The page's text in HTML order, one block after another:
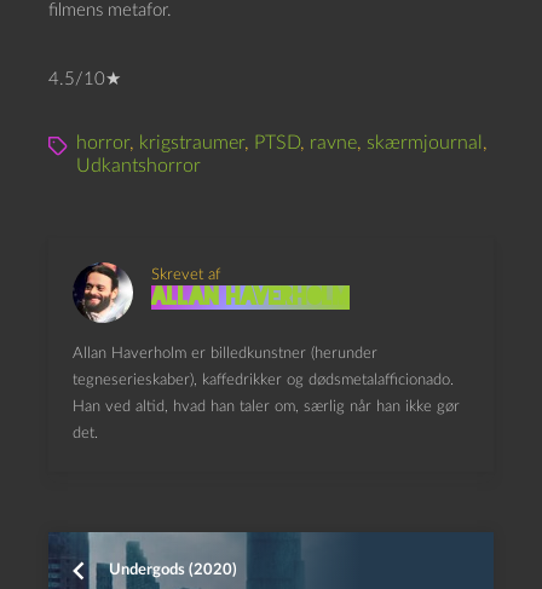
filmens metafor.
4.5/10★
horror, krigstraumer, PTSD, ravne, skærmjournal ,
Udkantshorror
Skrevet af
Allan Haverholm
Allan Haverholm er billedkunstner (herunder
tegneserieskaber), kaffedrikker og dødsmetalafficionado.
Han ved altid, hvad han taler om, særlig når han ikke gør
det.
Undergods (2020)